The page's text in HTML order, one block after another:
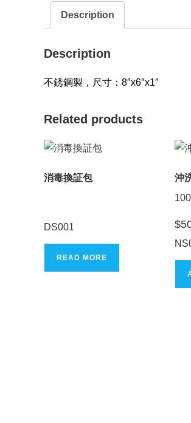
Description
Description
不銹鋼製，尺寸：8″x6″x1″
Related products
消毒換証包
DS001
READ MORE
沖
$